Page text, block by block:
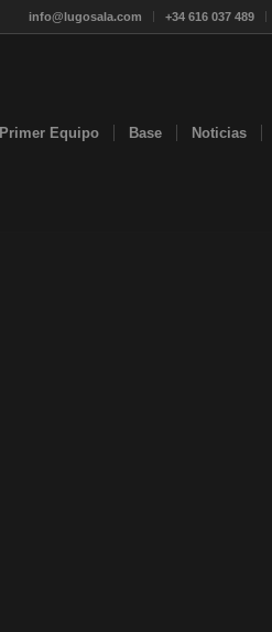
info@lugosala.com +34 616 037 489
Primer Equipo Base Noticias